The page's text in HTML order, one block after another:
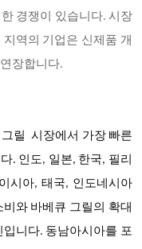
경쟁이 있습니다. 시장
역의 기업은 신제품 개
장합니다.
릴 시장에서 가장 빠른
. 인도, 일본, 한국, 필리
시아, 태국, 인도네시아
와 바베큐 그릴의 확대
니다. 동남아시아를 포